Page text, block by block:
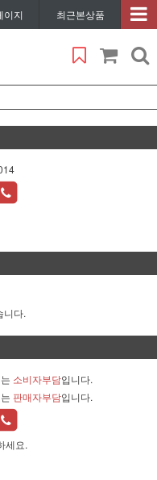
이지 최근본상품
니다.
소비자부담입니다.
판매자부담입니다.
세요.